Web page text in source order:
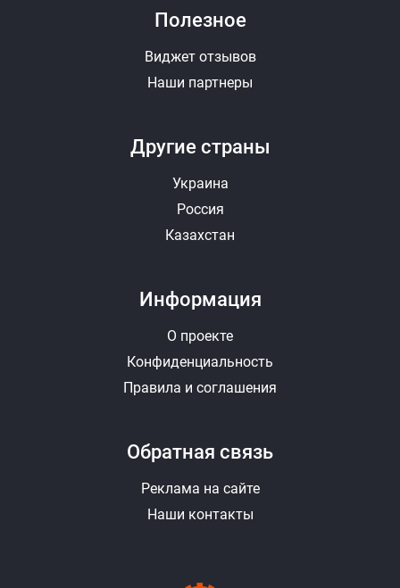
Другие страны
Украина
Россия
Казахстан
Полезное
Виджет отзывов
Наши партнеры
Информация
О проекте
Конфиденциальность
Правила и соглашения
Обратная связь
Реклама на сайте
Наши контакты